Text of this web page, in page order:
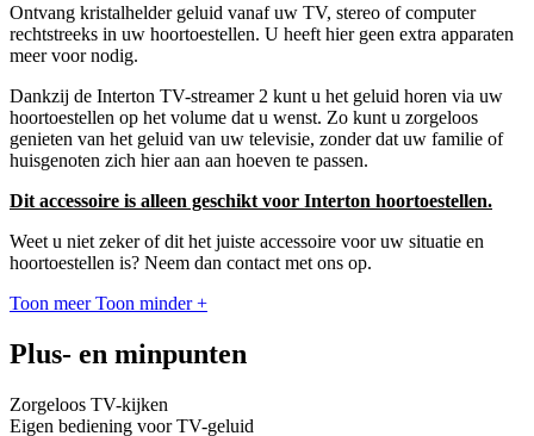
Ontvang kristalhelder geluid vanaf uw TV, stereo of computer
rechtstreeks in uw hoortoestellen. U heeft hier geen extra apparaten
meer voor nodig.
Dankzij de Interton TV-streamer 2 kunt u het geluid horen via uw
hoortoestellen op het volume dat u wenst. Zo kunt u zorgeloos
genieten van het geluid van uw televisie, zonder dat uw familie of
huisgenoten zich hier aan aan hoeven te passen.
Dit accessoire is alleen geschikt voor Interton hoortoestellen.
Weet u niet zeker of dit het juiste accessoire voor uw situatie en
hoortoestellen is? Neem dan contact met ons op.
Toon meer Toon minder +
Plus- en minpunten
Zorgeloos TV-kijken
Eigen bediening voor TV-geluid